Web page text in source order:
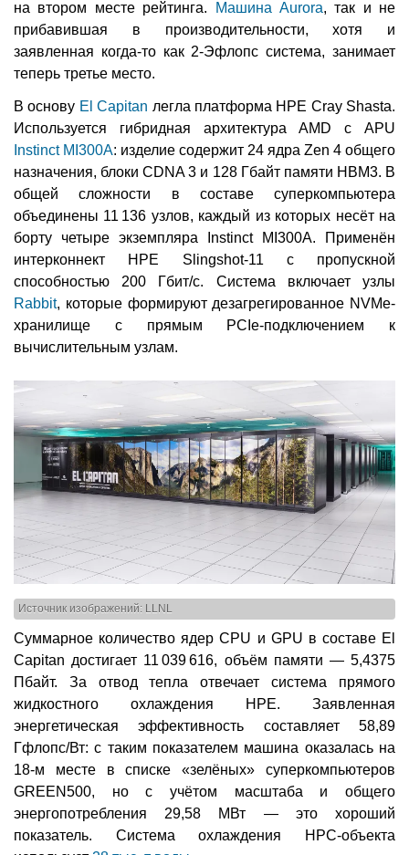
на втором месте рейтинга.
Машина Aurora, так и не
прибавившая в производительности, хотя и
заявленная когда-то как 2-Эфлопс система, занимает
теперь третье место.
В основу El Capitan легла платформа HPE Cray Shasta.
Используется гибридная архитектура AMD с APU
Instinct MI300A: изделие содержит 24 ядра Zen 4 общего
назначения, блоки CDNA 3 и 128 Гбайт памяти HBM3. В
общей сложности в составе суперкомпьютера
объединены 11 136 узлов, каждый из которых несёт на
борту четыре экземпляра Instinct MI300A. Применён
интерконнект HPE Slingshot-11 с пропускной
способностью 200 Гбит/с. Система включает узлы
Rabbit, которые формируют дезагрегированное NVMe-
хранилище с прямым PCIe-подключением к
вычислительным узлам.
Источник изображений: LLNL
Суммарное количество ядер CPU и GPU в составе El
Capitan достигает 11 039 616, объём памяти — 5,4375
Пбайт. За отвод тепла отвечает система прямого
жидкостного охлаждения HPE. Заявленная
энергетическая эффективность составляет 58,89
Гфлопс/Вт: с таким показателем машина оказалась на
18-м месте в списке «зелёных» суперкомпьютеров
GREEN500, но с учётом масштаба и общего
энергопотребления 29,58 МВт — это хороший
показатель. Система охлаждения HPC-объекта